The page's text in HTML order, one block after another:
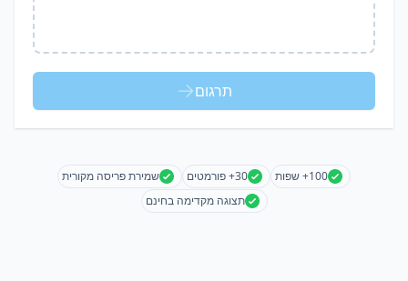
תרגום
100+ שפות 30+ פורמטים
שמירת פריסה מקורית
תצוגה מקדימה בחינם